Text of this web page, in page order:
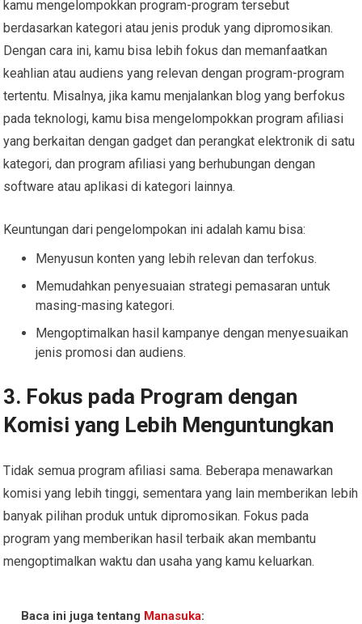
kamu mengelompokkan program-program tersebut
berdasarkan kategori atau jenis produk yang dipromosikan.
Dengan cara ini, kamu bisa lebih fokus dan memanfaatkan
keahlian atau audiens yang relevan dengan program-program
tertentu. Misalnya, jika kamu menjalankan blog yang berfokus
pada teknologi, kamu bisa mengelompokkan program afiliasi
yang berkaitan dengan gadget dan perangkat elektronik di satu
kategori, dan program afiliasi yang berhubungan dengan
software atau aplikasi di kategori lainnya.
Keuntungan dari pengelompokan ini adalah kamu bisa:
Menyusun konten yang lebih relevan dan terfokus.
Memudahkan penyesuaian strategi pemasaran untuk
masing-masing kategori.
Mengoptimalkan hasil kampanye dengan menyesuaikan
jenis promosi dan audiens.
3. Fokus pada Program dengan
Komisi yang Lebih Menguntungkan
Tidak semua program afiliasi sama. Beberapa menawarkan
komisi yang lebih tinggi, sementara yang lain memberikan lebih
banyak pilihan produk untuk dipromosikan. Fokus pada
program yang memberikan hasil terbaik akan membantu
mengoptimalkan waktu dan usaha yang kamu keluarkan.
Baca ini juga tentang Manasuka: